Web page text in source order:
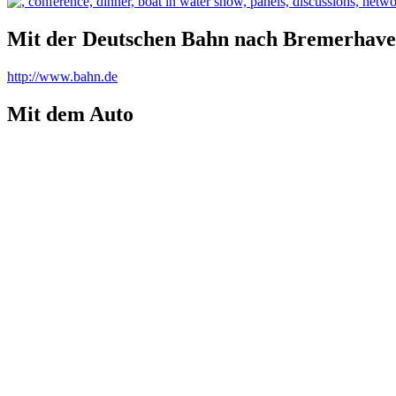
Mit der Deutschen Bahn nach
http://www.bahn.de
Mit dem Auto